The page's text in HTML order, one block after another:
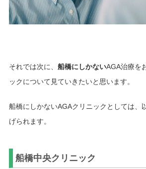
それでは次に、 船橋にしかないAGA治療を
ックについて見ていきたいと思います。
船橋にしかないAGAクリニックとしては、
げられます。
船橋中央クリニック